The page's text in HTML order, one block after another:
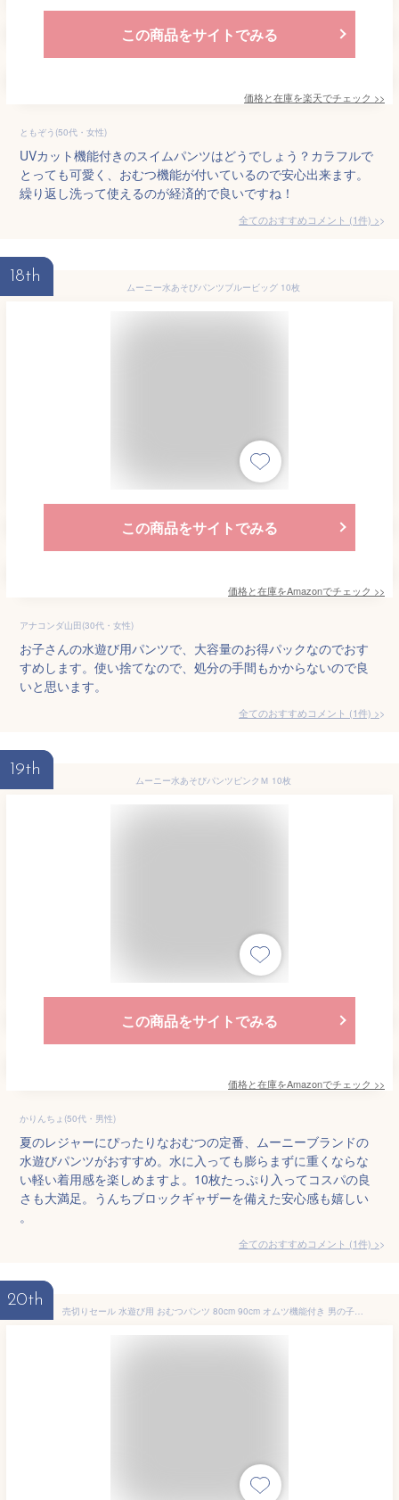
この商品をサイトでみる
価格と在庫を楽天でチェック >>
ともぞう(50代・女性)
UVカット機能付きのスイムパンツはどうでしょう？カラフルで
とっても可愛く、おむつ機能が付いているので安心出来ます。
繰り返し洗って使えるのが経済的で良いですね！
全てのおすすめコメント (1件) >
18th
ムーニー水あそびパンツブルービッグ 10枚
この商品をサイトでみる
価格と在庫をAmazonでチェック >>
アナコンダ山田(30代・女性)
お子さんの水遊び用パンツで、大容量のお得パックなのでおす
すめします。使い捨てなので、処分の手間もかからないので良
いと思います。
全てのおすすめコメント (1件) >
19th
ムーニー水あそびパンツピンクＭ 10枚
この商品をサイトでみる
価格と在庫をAmazonでチェック >>
かりんちょ(50代・男性)
夏のレジャーにぴったりなおむつの定番、ムーニーブランドの
水遊びパンツがおすすめ。水に入っても膨らまずに重くならな
い軽い着用感を楽しめますよ。10枚たっぷり入ってコスパの良
さも大満足。うんちブロックギャザーを備えた安心感も嬉しい
。
全てのおすすめコメント (1件) >
20th
売切りセール 水遊び用 おむつパンツ 80cm 90cm オムツ機能付き 男の子 女の子 男児 女児 パンツタイプ 水あそびパンツ スイムパンツ ベビースイミング 子供 ベビー キッズ 水着 水泳 UV 海 プール トレーニングパンツ トレパン ウィリーパンツ